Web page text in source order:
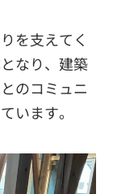
を支えてく
なり、建築
のコミュニ
います。